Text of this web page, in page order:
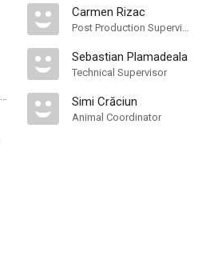
Compañía de Produccion
Carmen Rizac
Post Production Supervisor
Sebastian Plamadeala
Technical Supervisor
Simi Crăciun
Animal Coordinator